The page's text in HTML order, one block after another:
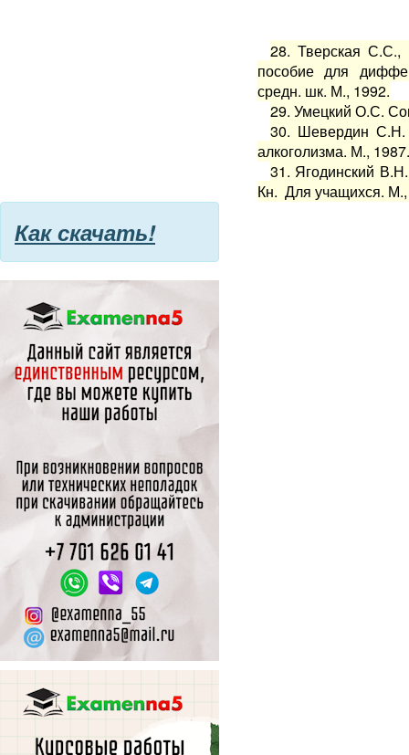
28. Тверская С.С.,
пособие для
средн. шк. М., 1992.
29. Умецкий О.С.
30. Шевердин
алкоголизма. М., 1987.
31. Ягодинский
Кн. Для учащихся.
Как скачать!